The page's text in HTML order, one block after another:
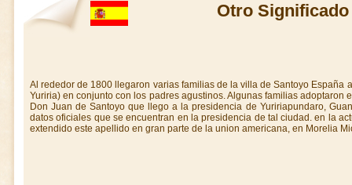
Otro
Al rededor de 1800 llegaron varias familias de la villa de Santoyo España
Yuriria) en conjunto con los padres agustinos. Algunas familias adoptaron
Don Juan de Santoyo que llego a la presidencia de Yuririapundaro,
datos oficiales que se encuentran en la presidencia de tal ciudad. en la
extendido este apellido en gran parte de la union americana, en Morelia